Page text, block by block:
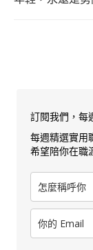
訂閱我們，每
每週精選實用
希望陪你在職